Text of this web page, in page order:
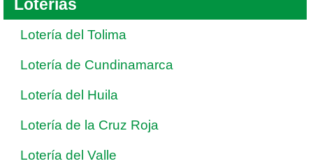
Loterías
Lotería del Tolima
Lotería de Cundinamarca
Lotería del Huila
Lotería de la Cruz Roja
Lotería del Valle